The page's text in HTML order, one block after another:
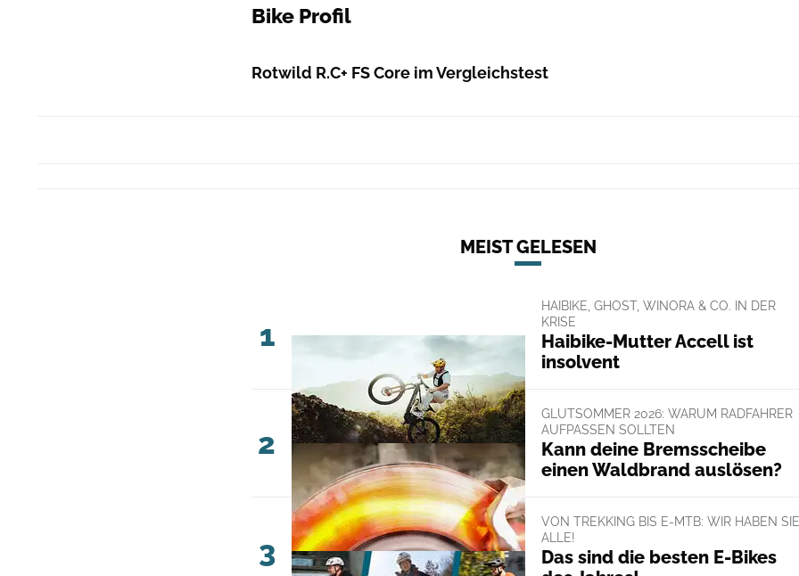
Bike Profil
Rotwild R.C+ FS Core im Vergleichstest
MEIST GELESEN
1
HAIBIKE, GHOST, WINORA & CO. IN DER
KRISE
Haibike-Mutter Accell ist
insolvent
2
GLUTSOMMER 2026: WARUM RADFAHRER
AUFPASSEN SOLLTEN
Kann deine Bremsscheibe
einen Waldbrand auslösen?
3
VON TREKKING BIS E-MTB: WIR HABEN SIE
ALLE!
Das sind die besten E-Bikes